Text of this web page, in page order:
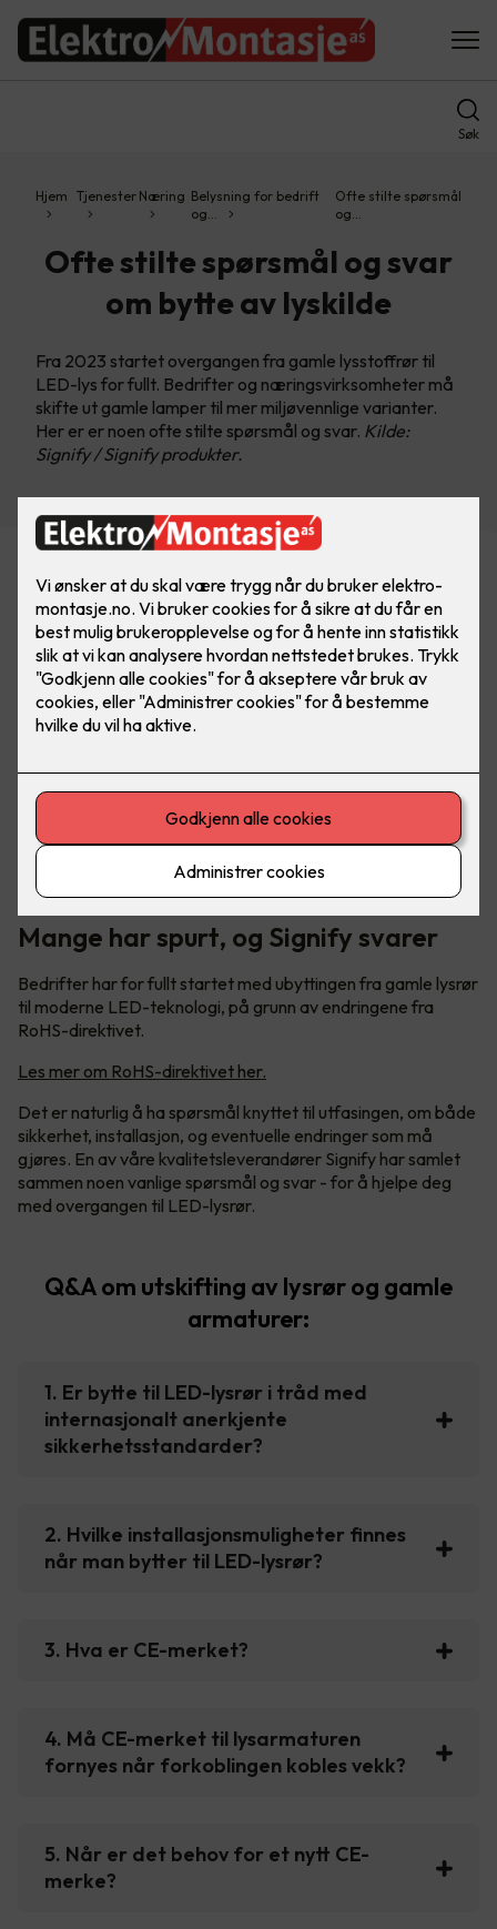
Søk
Hjem Tjenester Næring Belysning for bedrift
og…
Ofte stilte spørsmål
og…
Ofte stilte spørsmål og svar
om bytte av lyskilde
Fra 2023 startet overgangen fra gamle lysstoffrør til
LED-lys for fullt. Bedrifter og næringsvirksomheter må
skifte ut gamle lamper til mer miljøvennlige varianter.
Her er er noen ofte stilte spørsmål og svar. Kilde:
Signify / Signify produkter.
Utskifting av lysrør - hva har dette å si for din bedrift?
Mange har spurt, og Signify svarer
Bedrifter har for fullt startet med ubyttingen fra gamle lysrør
til moderne LED-teknologi, på grunn av endringene fra
RoHS-direktivet.
Les mer om RoHS-direktivet her.
Det er naturlig å ha spørsmål knyttet til utfasingen, om både
sikkerhet, installasjon, og eventuelle endringer som må
gjøres. En av våre kvalitetsleverandører Signify har samlet
sammen noen vanlige spørsmål og svar - for å hjelpe deg
med overgangen til LED-lysrør.
Q&A om utskifting av lysrør og gamle
armaturer:
1. Er bytte til LED-lysrør i tråd med
internasjonalt anerkjente
sikkerhetsstandarder?
2. Hvilke installasjonsmuligheter finnes
når man bytter til LED-lysrør?
3. Hva er CE-merket?
4. Må CE-merket til lysarmaturen
fornyes når forkoblingen kobles vekk?
5. Når er det behov for et nytt CE-
merke?